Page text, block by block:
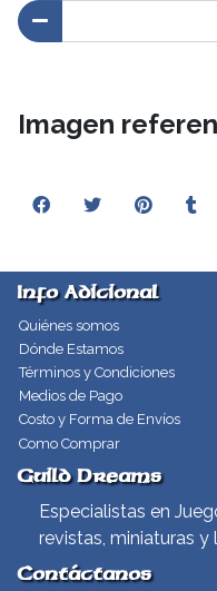
Imagen
Info Adicional
Quiénes somos
Dónde Estamos
Términos y Condiciones
Medios de Pago
Costo y Forma de Envíos
Como Comprar
Guild Dreams
Especialistas en
revistas, miniaturas y
Contáctanos